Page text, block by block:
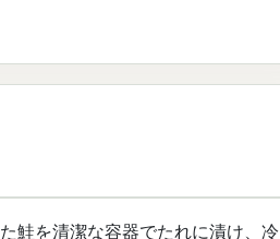
鮭を清潔な容器でたれに漬け、冷